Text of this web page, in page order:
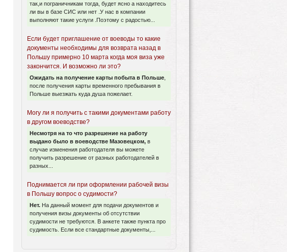
так,и пограничникам тогда, будет ясно а находитесь
ли вы в базе СИС или нет .У нас в компании
выполняют такие услуги .Поэтому с радостью...
Если будет приглашение от воеводы то какие
документы необходимы для возврата назад в
Польшу примерно 10 марта когда моя виза уже
закончится. И возможно ли это?
Ожидать на получение карты побыта в Польше
после получения карты временного пребывания в
Польше выезжать куда душа пожелает.
Могу ли я получить с такими документами работу
в другом воеводстве?
Несмотря на то что разрешение на работу
выдано было в воеводстве Мазовецком, в
случае изменения работодателя вы можете
получить разрешение от разных работодателей в
разных...
Поднимается ли при оформлении рабочей визы
в Польшу вопрос о судимости?
Нет. На данный момент для подачи документов и
получения визы документы об отсутствии
судимости не требуются. В анкете также пункта про
судимость. Если все стандартные документы,...